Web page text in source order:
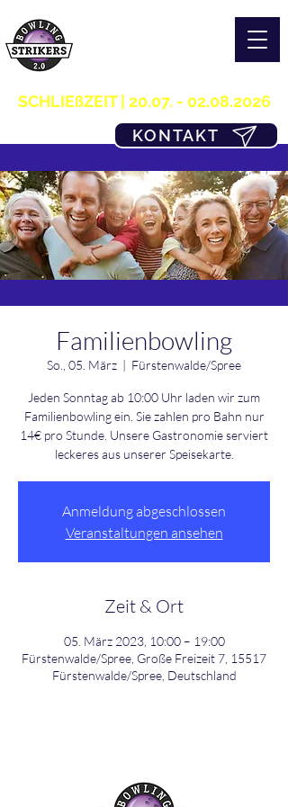
SCHLIEßZEIT | 20.07. - 02.08.2026
KONTAKT
Familienbowling
So., 05. März
  |
Fürstenwalde/Spree
Jeden Sonntag ab 10:00 Uhr laden wir zum
Familienbowling ein. Sie zahlen pro Bahn nur
14€ pro Stunde. Unsere Gastronomie serviert
leckeres aus unserer Speisekarte.
Anmeldung abgeschlossen
Veranstaltungen ansehen
Zeit & Ort
05. März 2023, 10:00 – 19:00
Fürstenwalde/Spree, Große Freizeit 7, 15517
Fürstenwalde/Spree, Deutschland